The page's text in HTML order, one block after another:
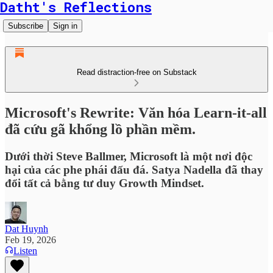
Datht's Reflections
Subscribe Sign in
Read distraction-free on Substack
Microsoft's Rewrite: Văn hóa Learn-it-all
đã cứu gã khổng lồ phần mềm.
Dưới thời Steve Ballmer, Microsoft là một nơi độc
hại của các phe phái đấu đá. Satya Nadella đã thay
đổi tất cả bằng tư duy Growth Mindset.
Dat Huynh
Feb 19, 2026
Listen